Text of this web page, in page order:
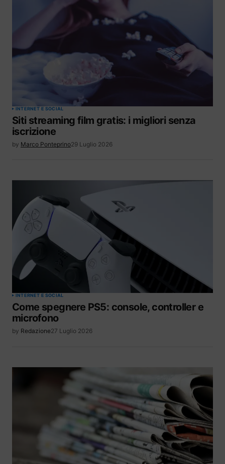
INTERNET E SOCIAL
Siti streaming film gratis: i migliori senza
iscrizione
by Marco Ponteprino29 Luglio 2026
INTERNET E SOCIAL
Come spegnere PS5: console, controller e
microfono
by Redazione27 Luglio 2026